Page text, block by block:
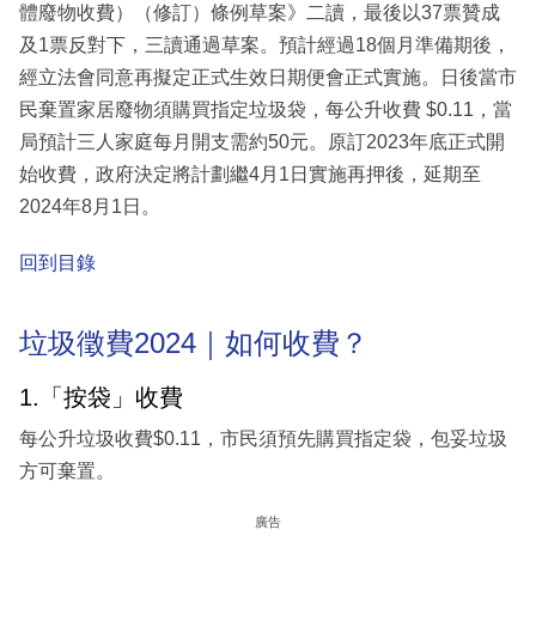
體廢物收費）（修訂）條例草案》二讀，最後以37票贊成
及1票反對下，三讀通過草案。預計經過18個月準備期後，
經立法會同意再擬定正式生效日期便會正式實施。日後當市
民棄置家居廢物須購買指定垃圾袋，每公升收費 $0.11，當
局預計三人家庭每月開支需約50元。原訂2023年底正式開
始收費，政府決定將計劃繼4月1日實施再押後，延期至
2024年8月1日。
回到目錄
垃圾徵費2024｜如何收費？
1.「按袋」收費
每公升垃圾收費$0.11，市民須預先購買指定袋，包妥垃圾
方可棄置。
廣告